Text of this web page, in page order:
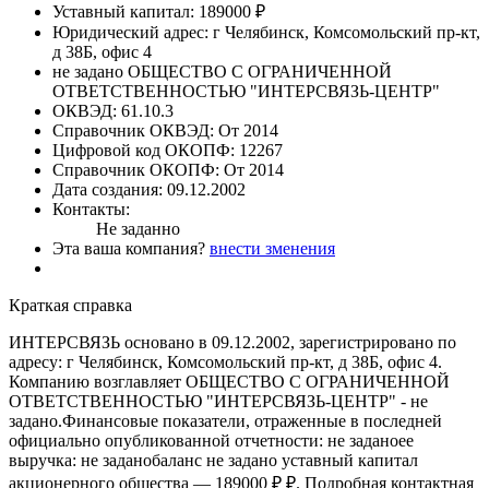
Уставный капитал: 189000 ₽
Юридический адрес: г Челябинск, Комсомольский пр-кт,
д 38Б, офис 4
не задано ОБЩЕСТВО С ОГРАНИЧЕННОЙ
ОТВЕТСТВЕННОСТЬЮ "ИНТЕРСВЯЗЬ-ЦЕНТР"
ОКВЭД: 61.10.3
Справочник ОКВЭД: От 2014
Цифровой код ОКОПФ: 12267
Справочник ОКОПФ: От 2014
Дата создания: 09.12.2002
Контакты:
Не заданно
Эта ваша компания? внести зменения
Краткая справка
ИНТЕРСВЯЗЬ основано в 09.12.2002, зарегистрировано по
адресу: г Челябинск, Комсомольский пр-кт, д 38Б, офис 4.
Компанию возглавляет ОБЩЕСТВО С ОГРАНИЧЕННОЙ
ОТВЕТСТВЕННОСТЬЮ "ИНТЕРСВЯЗЬ-ЦЕНТР" - не
задано.Финансовые показатели, отраженные в последней
официально опубликованной отчетности: не заданоее
выручка: не заданобаланс не задано уставный капитал
акционерного общества — 189000 ₽ ₽. Подробная контактная